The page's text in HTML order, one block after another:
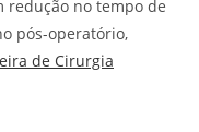
redução no tempo de
pós-operatório,
de Cirurgia